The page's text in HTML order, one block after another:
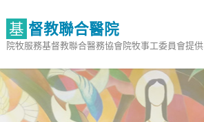
content
基 督教聯合醫院
院牧服務基督教聯合醫務協會院牧事工委員會提供